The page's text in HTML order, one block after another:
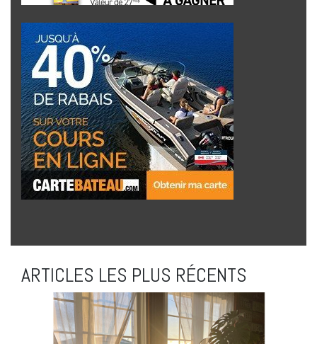
ARTICLES LES PLUS RÉCENTS